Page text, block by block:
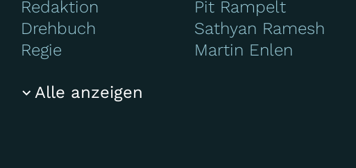
Redaktion
Pit Rampelt
Drehbuch
Sathyan Ramesh
Regie
Martin Enlen
Alle anzeigen